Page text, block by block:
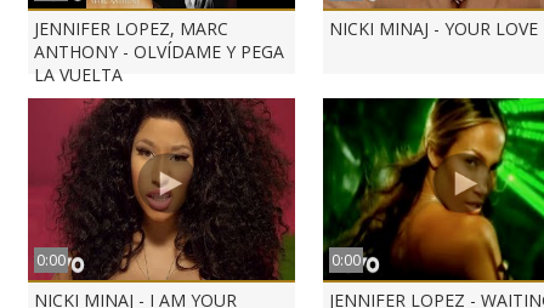
JENNIFER LOPEZ, MARC
ANTHONY - OLVÍDAME Y PEGA
LA VUELTA
NICKI MINAJ - YOUR LOVE
0:00
NICKI MINAJ - I AM YOUR
0:00
JENNIFER LOPEZ -